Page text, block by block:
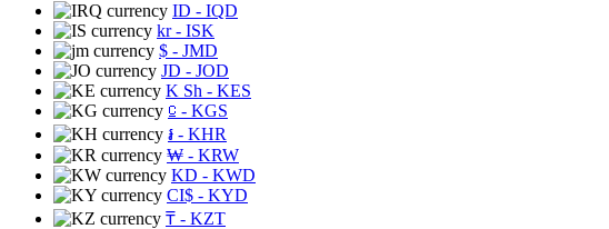
ID - IQD
kr- ISK
$ - JMD
JD - JOD
K Sh - KES
⃀ - KGS
៛ - KHR
₩ - KRW
KD - KWD
CI$ - KYD
₸ - KZT